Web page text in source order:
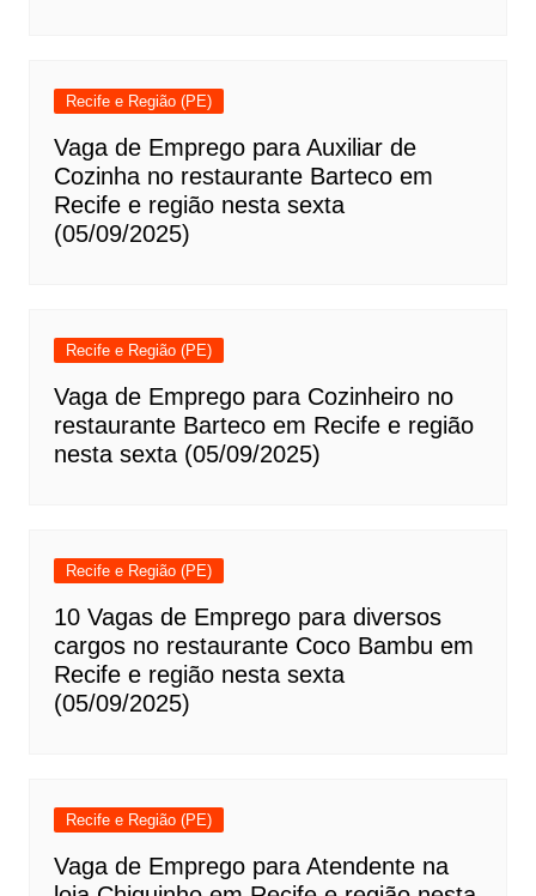
Recife e Região (PE)
Vaga de Emprego para Auxiliar de
Cozinha no restaurante Barteco em
Recife e região nesta sexta
(05/09/2025)
Recife e Região (PE)
Vaga de Emprego para Cozinheiro no
restaurante Barteco em Recife e região
nesta sexta (05/09/2025)
Recife e Região (PE)
10 Vagas de Emprego para diversos
cargos no restaurante Coco Bambu em
Recife e região nesta sexta
(05/09/2025)
Recife e Região (PE)
Vaga de Emprego para Atendente na